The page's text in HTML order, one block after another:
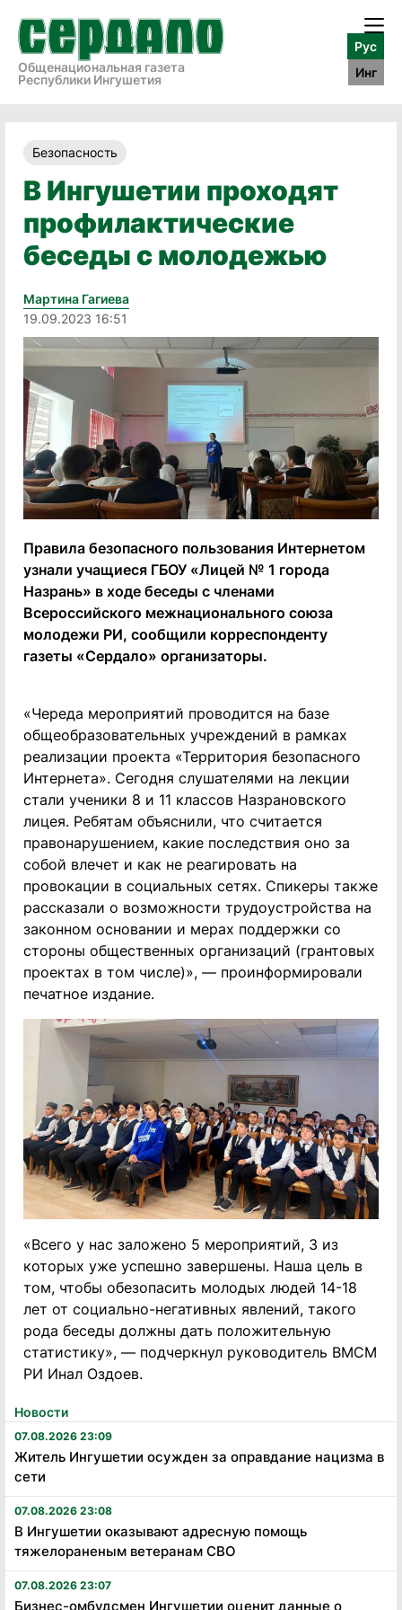
Общенациональная газета
Республики Ингушетия
Рус
Инг
Новости
07.08.2026 23:09
Житель Ингушетии осужден за оправдание нацизма в
сети
07.08.2026 23:08
В Ингушетии оказывают адресную помощь
тяжелораненым ветеранам СВО
07.08.2026 23:07
Бизнес-омбудсмен Ингушетии оценит данные о
Безопасность
В Ингушетии проходят
профилактические
беседы с молодежью
Мартина Гагиева
19.09.2023 16:51
Правила безопасного пользования Интернетом
узнали учащиеся ГБОУ «Лицей № 1 города
Назрань» в ходе беседы с членами
Всероссийского межнационального союза
молодежи РИ, сообщили корреспонденту
газеты «Сердало» организаторы.
«Череда мероприятий проводится на базе
общеобразовательных учреждений в рамках
реализации проекта «Территория безопасного
Интернета». Сегодня слушателями на лекции
стали ученики 8 и 11 классов Назрановского
лицея. Ребятам объяснили, что считается
правонарушением, какие последствия оно за
собой влечет и как не реагировать на
провокации в социальных сетях. Спикеры также
рассказали о возможности трудоустройства на
законном основании и мерах поддержки со
стороны общественных организаций (грантовых
проектах в том числе)», — проинформировали
печатное издание.
«Всего у нас заложено 5 мероприятий, 3 из
которых уже успешно завершены. Наша цель в
том, чтобы обезопасить молодых людей 14-18
лет от социально-негативных явлений, такого
рода беседы должны дать положительную
статистику», — подчеркнул руководитель ВМСМ
РИ Инал Оздоев.